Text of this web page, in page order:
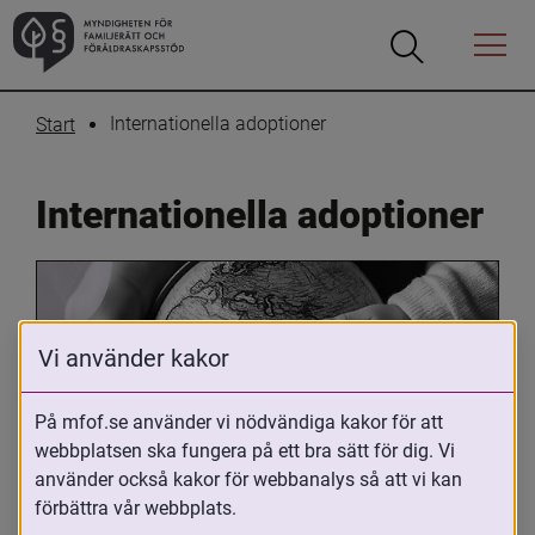
Öppna
Öppna
Menyn
Start Internationella adoptioner
Internationella adoptioner
Oavsett om du är adopterad,
adoptivförälder eller arbetar med
Vi använder kakor
På mfof.se använder vi nödvändiga kakor för att
webbplatsen ska fungera på ett bra sätt för dig. Vi
använder också kakor för webbanalys så att vi kan
förbättra vår webbplats.